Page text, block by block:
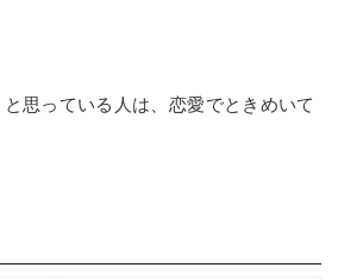
思っている人は、恋愛でときめいて